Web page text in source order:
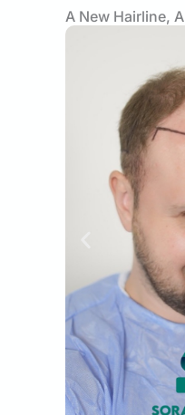
A New Hairline,